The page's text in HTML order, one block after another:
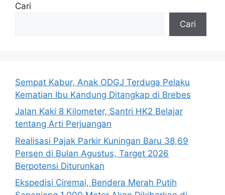
Cari
Cari
Sempat Kabur, Anak ODGJ Terduga Pelaku
Kematian Ibu Kandung Ditangkap di Brebes
Jalan Kaki 8 Kilometer, Santri HK2 Belajar
tentang Arti Perjuangan
Realisasi Pajak Parkir Kuningan Baru 38,69
Persen di Bulan Agustus, Target 2026
Berpotensi Diturunkan
Ekspedisi Ciremai, Bendera Merah Putih